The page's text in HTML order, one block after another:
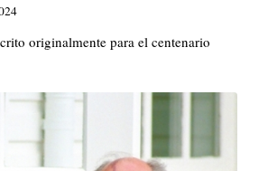
originalmente para el centenario